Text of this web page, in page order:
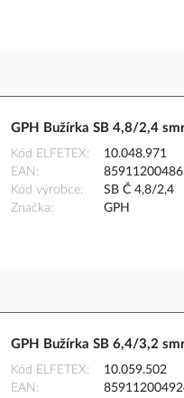
GPH Bužírka SB 4,8/2,4
Kód ELFETEX
10.048.971
EAN
Kód výrobce
SB Č 4,8/2,4
Značka
GPH
GPH Bužírka SB 6,4/3,2
Kód ELFETEX
10.059.502
EAN